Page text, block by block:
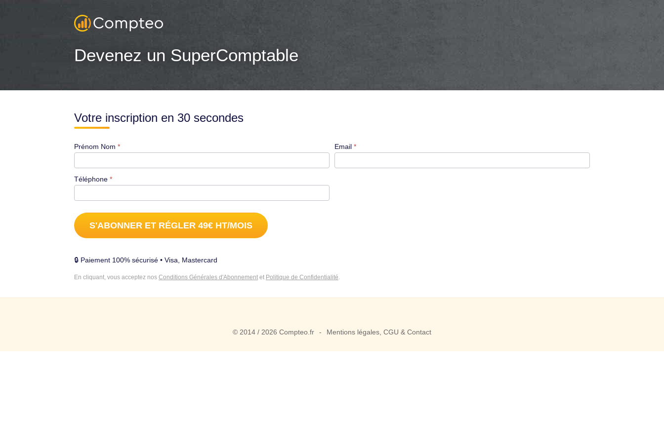
Devenez un SuperComptable
Votre inscription en 30 secondes
Prénom Nom * Email *
Téléphone *
🔒 Paiement 100% sécurisé • Visa, Mastercard
En cliquant, vous acceptez nos Conditions Générales d'Abonnement et Politique de Confidentialité.
© 2014 / 2026 Compteo.fr Mentions légales, CGU & Contact